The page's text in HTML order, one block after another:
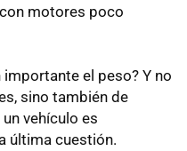
motores poco
el peso? Y no
sino también de
vehículo es
última cuestión.